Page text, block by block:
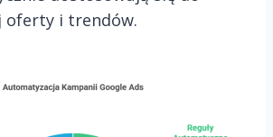
oferty i trendów.